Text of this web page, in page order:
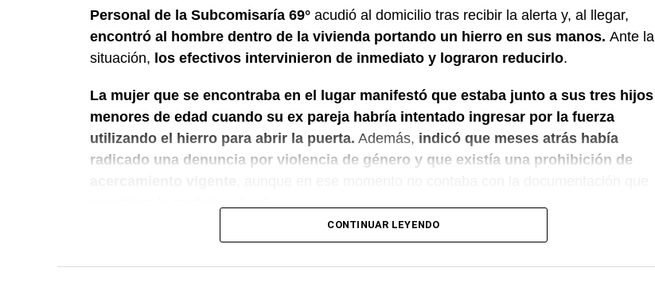
Personal de la Subcomisaría 69° acudió al domicilio tras recibir la alerta y, al llegar,
encontró al hombre dentro de la vivienda portando un hierro en sus manos. Ante la
situación, los efectivos intervinieron de inmediato y lograron reducirlo.
La mujer que se encontraba en el lugar manifestó que estaba junto a sus tres hijos
menores de edad cuando su ex pareja habría intentado ingresar por la fuerza
utilizando el hierro para abrir la puerta. Además, indicó que meses atrás había
radicado una denuncia por violencia de género y que existía una prohibición de
Luego de controlar la situación, el personal policial dio intervención al Gabinete de
CONTINUAR LEYENDO